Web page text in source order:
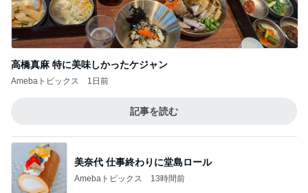
高橋真麻 特に美味しかったケジャン
Amebaトピックス 1日前
記事を読む
美奈代 仕事終わりに堂島ロール
Amebaトピックス 13時間前